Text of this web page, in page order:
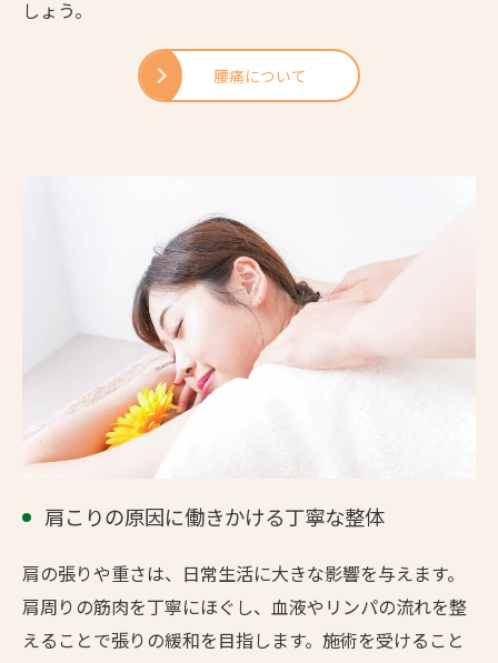
しょう。
腰痛について
肩こりの原因に働きかける丁寧な整体
肩の張りや重さは、日常生活に大きな影響を与えます。
肩周りの筋肉を丁寧にほぐし、血液やリンパの流れを整
えることで張りの緩和を目指します。施術を受けること